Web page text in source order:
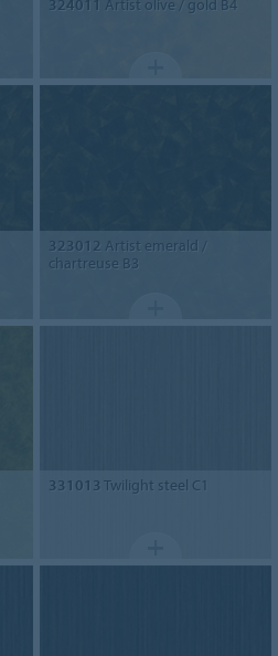
324011 Artist olive / gold B4
323012 Artist emerald /
chartreuse B3
331013 Twilight steel C1